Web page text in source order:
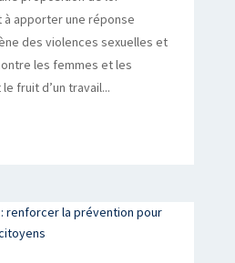
apporter une réponse
des violences sexuelles et
les femmes et les
fruit d’un travail...